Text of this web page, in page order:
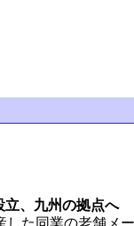
、九州の拠点へ
た同業の老舗メ